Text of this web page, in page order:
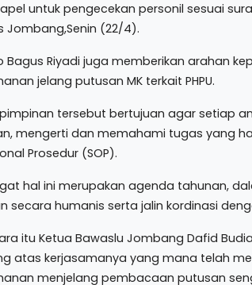
apel untuk pengecekan personil sesuai
Jombang,Senin (22/4).
Bagus Riyadi juga memberikan arahan
jelang putusan MK terkait PHPU.
tersebut bertujuan agar setiap
mengerti dan memahami tugas yang
Prosedur (SOP).
hal ini merupakan agenda tahunan,
secara humanis serta jalin kordinasi
itu Ketua Bawaslu Jombang Dafid
atas kerjasamanya yang mana telah
menjelang pembacaan putusan